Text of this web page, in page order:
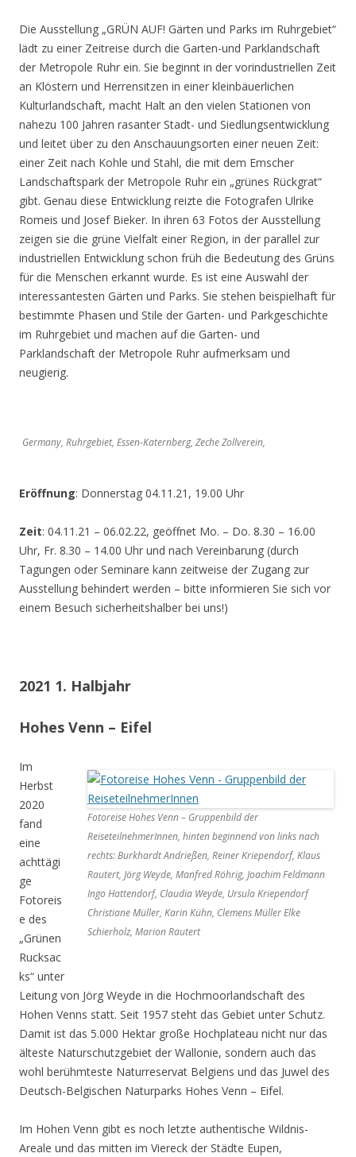
Die Ausstellung „GRÜN AUF! Gärten und Parks im Ruhrgebiet“
lädt zu einer Zeitreise durch die Garten-und Parklandschaft
der Metropole Ruhr ein. Sie beginnt in der vorindustriellen Zeit
an Klöstern und Herrensitzen in einer kleinbäuerlichen
Kulturlandschaft, macht Halt an den vielen Stationen von
nahezu 100 Jahren rasanter Stadt- und Siedlungsentwicklung
und leitet über zu den Anschauungsorten einer neuen Zeit:
einer Zeit nach Kohle und Stahl, die mit dem Emscher
Landschaftspark der Metropole Ruhr ein „grünes Rückgrat“
gibt. Genau diese Entwicklung reizte die Fotografen Ulrike
Romeis und Josef Bieker. In ihren 63 Fotos der Ausstellung
zeigen sie die grüne Vielfalt einer Region, in der parallel zur
industriellen Entwicklung schon früh die Bedeutung des Grüns
für die Menschen erkannt wurde. Es ist eine Auswahl der
interessantesten Gärten und Parks. Sie stehen beispielhaft für
bestimmte Phasen und Stile der Garten- und Parkgeschichte
im Ruhrgebiet und machen auf die Garten- und
Parklandschaft der Metropole Ruhr aufmerksam und
neugierig.
Germany, Ruhrgebiet, Essen-Katernberg, Zeche Zollverein,
Eröffnung: Donnerstag 04.11.21, 19.00 Uhr
Zeit: 04.11.21 – 06.02.22, geöffnet Mo. – Do. 8.30 – 16.00
Uhr, Fr. 8.30 – 14.00 Uhr und nach Vereinbarung (durch
Tagungen oder Seminare kann zeitweise der Zugang zur
Ausstellung behindert werden – bitte informieren Sie sich vor
einem Besuch sicherheitshalber bei uns!)
2021 1. Halbjahr
Hohes Venn – Eifel
Fotoreise Hohes Venn – Gruppenbild der
ReiseteilnehmerInnen, hinten beginnend von links nach
rechts: Burkhardt Andrießen, Reiner Kriependorf, Klaus
Rautert, Jörg Weyde, Manfred Röhrig, Joachim Feldmann
Ingo Hattendorf, Claudia Weyde, Ursula Kriependorf
Christiane Müller, Karin Kühn, Clemens Müller Elke
Schierholz, Marion Rautert
Im
Herbst
2020
fand
eine
achttägi
ge
Fotoreis
e des
„Grünen
Rucksac
ks“ unter
Leitung von Jörg Weyde in die Hochmoorlandschaft des
Hohen Venns statt. Seit 1957 steht das Gebiet unter Schutz.
Damit ist das 5.000 Hektar große Hochplateau nicht nur das
älteste Naturschutzgebiet der Wallonie, sondern auch das
wohl berühmteste Naturreservat Belgiens und das Juwel des
Deutsch-Belgischen Naturparks Hohes Venn – Eifel.
Im Hohen Venn gibt es noch letzte authentische Wildnis-
Areale und das mitten im Viereck der Städte Eupen,